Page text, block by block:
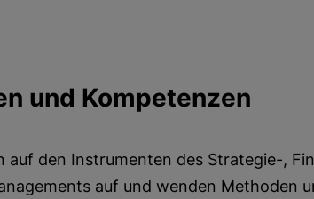
und Kompetenzen
auf den Instrumenten des Strategie-,
auf und wenden Methoden